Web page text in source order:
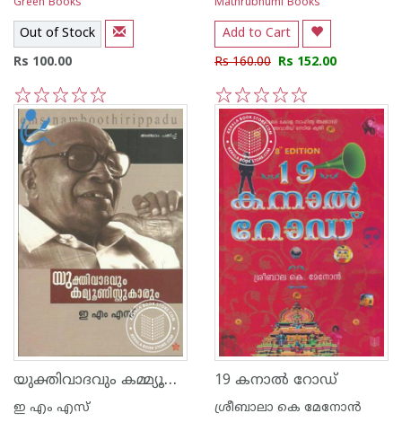
Green Books
Out of Stock
Rs 100.00
5
4
3
2
1
Mathrubhumi Books
Add to Cart
Rs 160.00 Rs 152.00
5
4
3
2
1
യുക്തിവാദവും കമ്മ്യൂണിസ്റ്റ്കാരും
ഇ എം എസ്
19 കനാല്‍ റോഡ്
ശ്രീബാലാ കെ മേനോന്‍